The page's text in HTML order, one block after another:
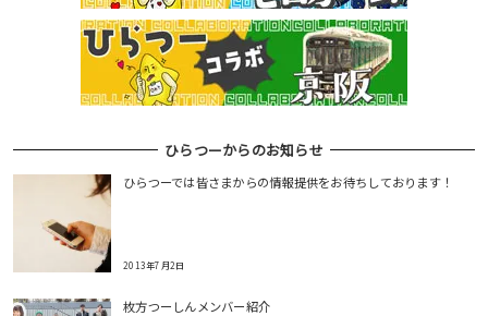
ひらつーからのお知らせ
ひらつーでは皆さまからの情報提供をお待ちしております！
2013年7月2日
枚方つーしんメンバー紹介